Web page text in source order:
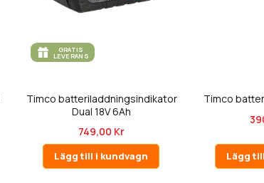
GRATIS
LEVERANS
Timco batteriladdningsindikator
Dual 18V 6Ah
749,00 Kr
Lägg till i kundvagn
Timco
Lägg